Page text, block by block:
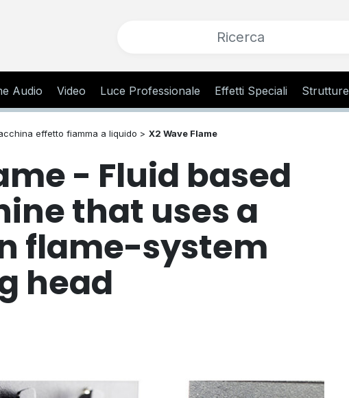
Audio Video Luce Professionale Effetti Speciali Strutture
effetto fiamma a liquido > X2 Wave Flame
- Fluid based
that uses a
flame-system
head